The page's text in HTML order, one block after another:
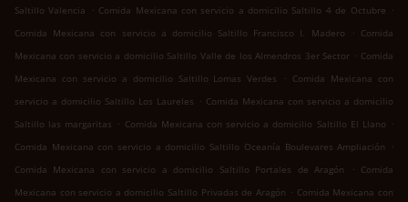
Saltillo Valencia
. Comida Mexicana con servicio a domicilio Saltillo 4 de Octubre .
Comida Mexicana con servicio a domicilio Saltillo Francisco I. Madero
. Comida
Mexicana con servicio a domicilio Saltillo Valle de los Almendros 3er Sector . Comida
Mexicana con servicio a domicilio Saltillo Lomas Verdes
. Comida Mexicana con
servicio a domicilio Saltillo Los Laureles . Comida Mexicana con servicio a domicilio
Saltillo las margaritas . Comida Mexicana con servicio a domicilio Saltillo El Llano .
Comida Mexicana con servicio a domicilio Saltillo Oceanía Boulevares Ampliación
.
Comida Mexicana con servicio a domicilio Saltillo Portales de Aragón
. Comida
Mexicana con servicio a domicilio Saltillo Privadas de Aragón . Comida Mexicana con